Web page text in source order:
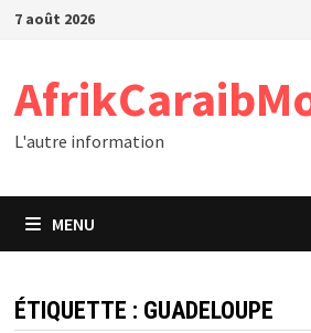
Passer
7 août 2026
L'autre information
MENU
ÉTIQUETTE : GUADELOUPE